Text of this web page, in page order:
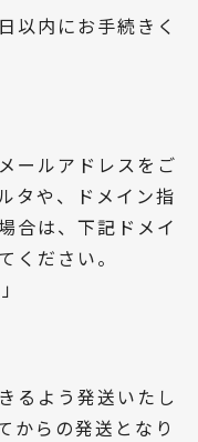
以内にお手続きく
ールアドレスをご
タや、ドメイン指
合は、下記ドメイ
ください。
るよう発送いたし
からの発送となり